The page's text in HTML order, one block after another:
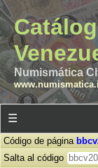
Numismática
☰
Código de página
Salta al código